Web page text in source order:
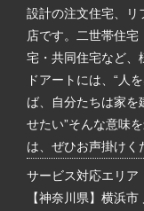
設計の注文住宅、リ
店です。二世帯住
宅・共同住宅など、
ドアートには、“人
ば、自分たちは家を
せたい”そんな意味
は、ぜひお声掛けく
サービス対応エリア
【神奈川県】横浜